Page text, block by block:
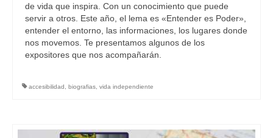
de vida que inspira. Con un conocimiento que puede
servir a otros. Este año, el lema es «Entender es Poder»,
entender el entorno, las informaciones, los lugares donde
nos movemos. Te presentamos algunos de los
expositores que nos acompañarán.
accesibilidad biografias vida independiente